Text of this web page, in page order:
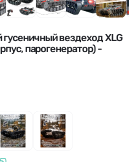
вездеход XLG
парогенератор) -